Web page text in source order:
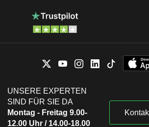
UNSERE EXPERTEN
SIND FÜR SIE DA
Montag - Freitag 9.00-
12.00 Uhr / 14.00-18.00